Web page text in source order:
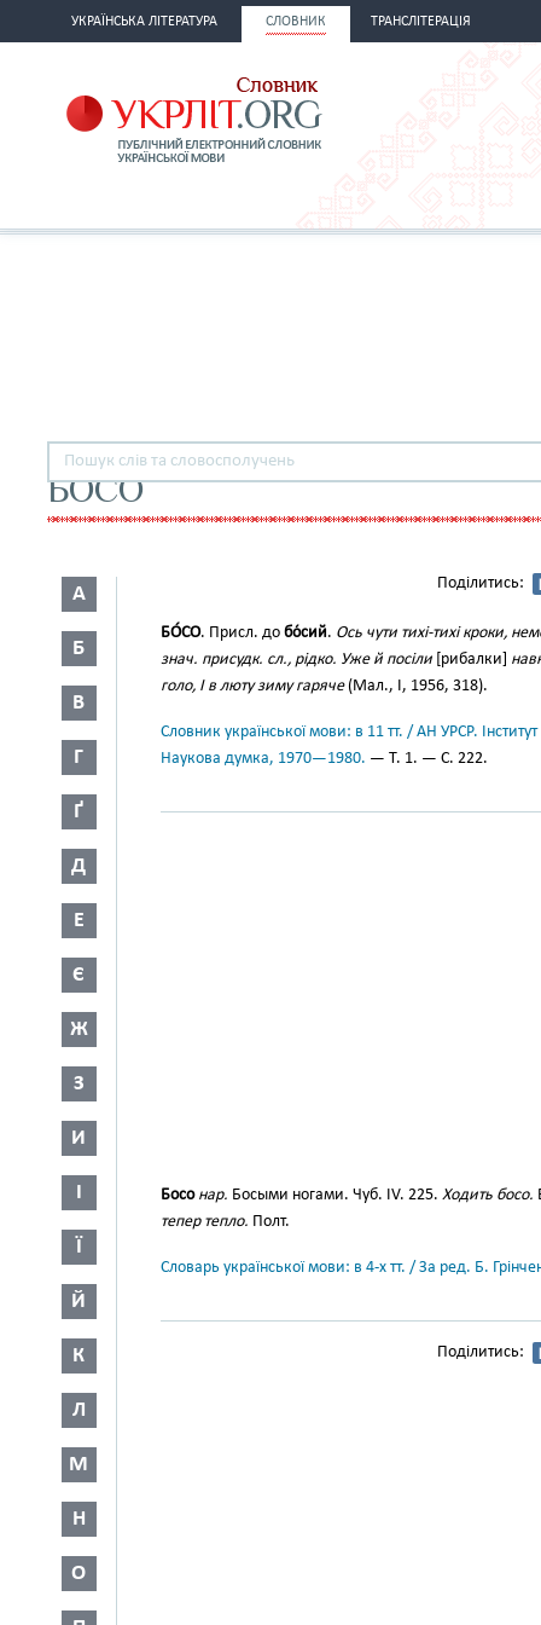
УКРАЇНСЬКА ЛІТЕРАТУРА СЛОВНИК ТРАНСЛІТЕРАЦІЯ
БОСО
А
Б
В
Г
Ґ
Д
Е
Є
Ж
З
И
І
Ї
Й
К
Л
М
Н
О
Поділитись:
БО́СО. Присл. до бо́сий. Ось чути тихі-тихі кроки,
знач. присудк. сл., рідко. Уже й посіли [рибалки]
голо, І в люту зиму гаряче(Мал., І, 1956, 318).
Словник української мови: в 11 тт. / АН УРСР.
Наукова думка, 1970—1980. — Т. 1. — С. 222.
Босо нар. Босыми ногами. Чуб. IV. 225. Ходить босо.
тепер тепло. Полт.
Словарь української мови: в 4-х тт. / За ред. Б.
Поділитись: